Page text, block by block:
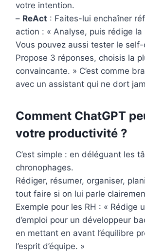
votre intention.
– ReAct : Faites-lui enchaîner
action : « Analyse, puis rédige la
Vous pouvez aussi tester le
Propose 3 réponses, choisis la
convaincante. » C’est comme
avec un assistant qui ne dort
Comment ChatGPT
votre productivité ?
C’est simple : en déléguant les
chronophages.
Rédiger, résumer, organiser,
tout faire si on lui parle
Exemple pour les RH : « Rédige
d’emploi pour un développeur
en mettant en avant l’équilibre
l’esprit d’équipe. »